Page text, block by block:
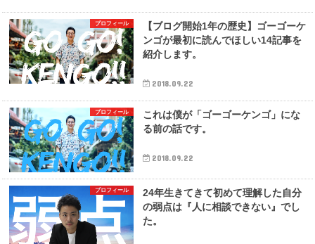
プロフィール
【ブログ開始1年の歴史】ゴーゴーケ
ンゴが最初に読んでほしい14記事を
紹介します。
2018.09.22
プロフィール
これは僕が「ゴーゴーケンゴ」にな
る前の話です。
2018.09.22
プロフィール
24年生きてきて初めて理解した自分
の弱点は『人に相談できない』でし
た。